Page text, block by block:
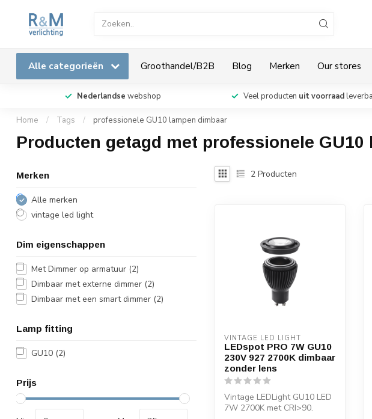
Alle categorieën Groothandel/B2B Blog Merken Our stores
Nederlandse webshop Veel producten uit voorraad
Home / Tags / professionele GU10 lampen dimbaar
Producten getagd met professionele GU10
Merken
Alle merken
vintage led light
Dim eigenschappen
Met Dimmer op armatuur (2)
Dimbaar met externe dimmer (2)
Dimbaar met een smart dimmer (2)
Lamp fitting
GU10 (2)
Prijs
2 Producten
VINTAGE LED LIGHT
LEDspot PRO 7W GU10
230V 927 2700K dimbaar
zonder lens
Vintage LEDLight GU10 LED
7W 2700K met CRI>90.